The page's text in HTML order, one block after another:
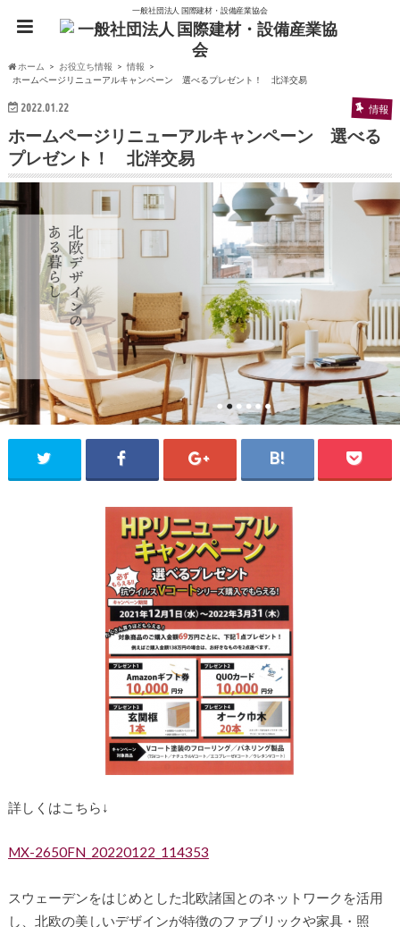
一般社団法人 国際建材・設備産業協会
ホーム お役立ち情報
情報
ホームページリニューアルキャンペーン 選べるプレゼント！ 北洋交易
2022.01.22 情報
ホームページリニューアルキャンペーン 選べる
プレゼント！ 北洋交易
詳しくはこちら↓
MX-2650FN_20220122_114353
スウェーデンをはじめとした北欧諸国とのネットワークを活用
し、北欧の美しいデザインが特徴のファブリックや家具・照